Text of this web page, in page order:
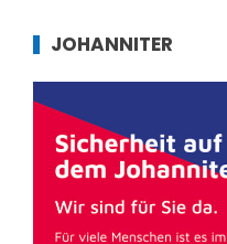
JOHANNITER